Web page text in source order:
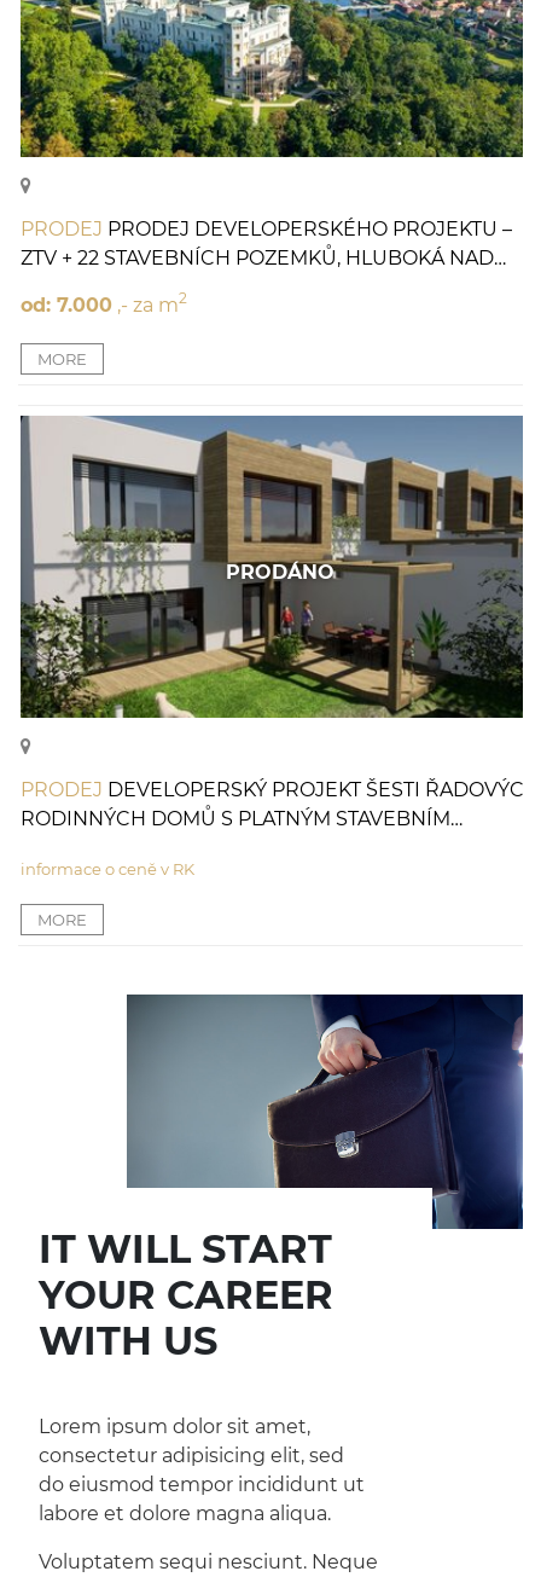
PRODEJ PRODEJ DEVELOPERSKÉHO PROJEKTU –
ZTV + 22 STAVEBNÍCH POZEMKŮ, HLUBOKÁ NAD
od: 7.000 ,- za m2
PRODÁNO
PRODEJ DEVELOPERSKÝ PROJEKT ŠESTI ŘADOVÝCH
RODINNÝCH DOMŮ S PLATNÝM STAVEBNÍM
informace o ceně v RK
IT WILL START
YOUR CAREER
WITH US
Lorem ipsum dolor sit amet,
consectetur adipisicing elit, sed
do eiusmod tempor incididunt ut
labore et dolore magna aliqua.
Voluptatem sequi nesciunt. Neque